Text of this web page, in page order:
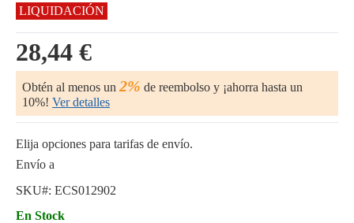
LIQUIDACIÓN
28,44 €
Obtén al menos un 2% de reembolso y ¡ahorra hasta un
10%! Ver detalles
Elija opciones para tarifas de envío.
Envío a
SKU#: ECS012902
En Stock